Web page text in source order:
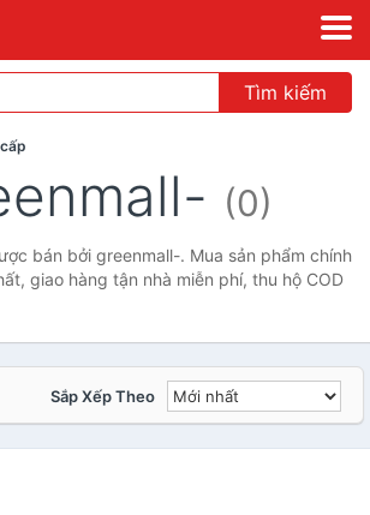
Tìm kiếm
(0)
bán bởi greenmall-. Mua sản phẩm chính
giao hàng tận nhà miễn phí, thu hộ COD
Sắp Xếp Theo